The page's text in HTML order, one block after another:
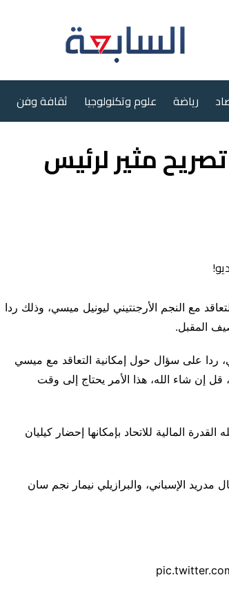
رياضة علوم وتكنولوجيا ثقافة وفن
مثير لرئيس
مع النجم الأرجنتيني ليونيل ميسي، وذلك ردا
المقبل.
ردا على سؤال حول إمكانية التعاقد مع ميسي
إن شاء الله، هذا الأمر يحتاج إلى وقت
المالية للاتحاد بإمكانها إحضار كيليان
الإسباني، والبرازيلي نيمار نجم سان